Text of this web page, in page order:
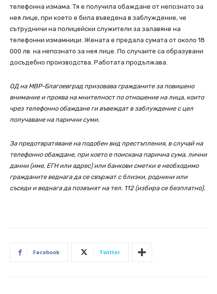
телефонна измама. Tя е получила обaждане от непознато за
нея лице, при което е била въведена в заблуждение, че
сътрудничи на полицейски служители за залавяне на
телефонни измамници. Жената е предала сумата от около 18
000 лв. на непознато за нея лице. По случаите са образувани
досъдебно производства. Работата продължава.
ОД на МВР-Благоевград призовава гражданите за повишено
внимание и проява на мнителност по отношение на лица, които
чрез телефонно обаждане ги въвеждат в заблуждение с цел
получаване на парични суми.
За предотвратяване на подобен вид престъпления, в случай на
телефонно обаждане, при което е поискана парична сума, лични
данни (име, ЕГН или адрес) или банкови сметки е необходимо
гражданите веднага да се свържат с близки, роднини или
съседи и веднага да позвънят на тел. 112 (избира се безплатно).
Facebook Twitter